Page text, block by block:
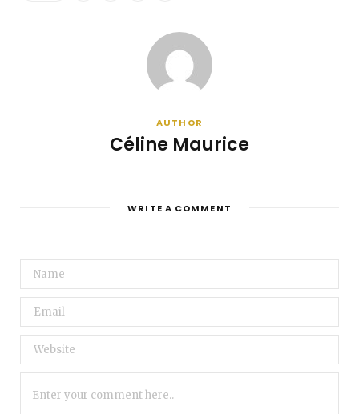
AUTHOR
Céline Maurice
WRITE A COMMENT